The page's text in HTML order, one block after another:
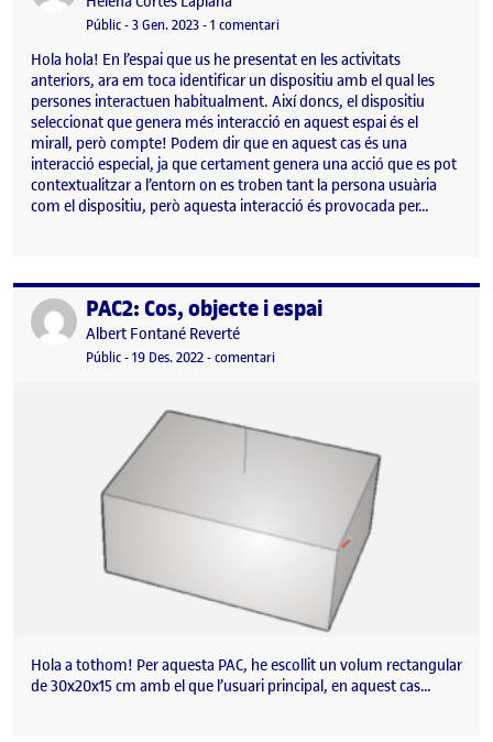
Visibilitat:
Públic-Data de publicació
3 Gen. 20233 gener, 2023 7:19 pm
-1 comentaria Pràctica 2: Interacció i Objecte
Hola hola! En l’espai que us he presentat en les activitats
anteriors, ara em toca identificar un dispositiu amb el qual les
persones interactuen habitualment. Així doncs, el dispositiu
seleccionat que genera més interacció en aquest espai és el
mirall, però compte! Podem dir que en aquest cas és una
interacció especial, ja que certament genera una acció que es pot
contextualitzar a l’entorn on es troben tant la persona usuària
com el dispositiu, però aquesta interacció és provocada per…
Publicat perPAC2: Cos, objecte i espai
Publicat per
Albert Fontané Reverté
Visibilitat:
Públic-Data de publicació
19 Des. 2022-comentariel PAC2: Cos, objecte i espai
Hola a tothom! Per aquesta PAC, he escollit un volum rectangular
de 30x20x15 cm amb el que l’usuari principal, en aquest cas…